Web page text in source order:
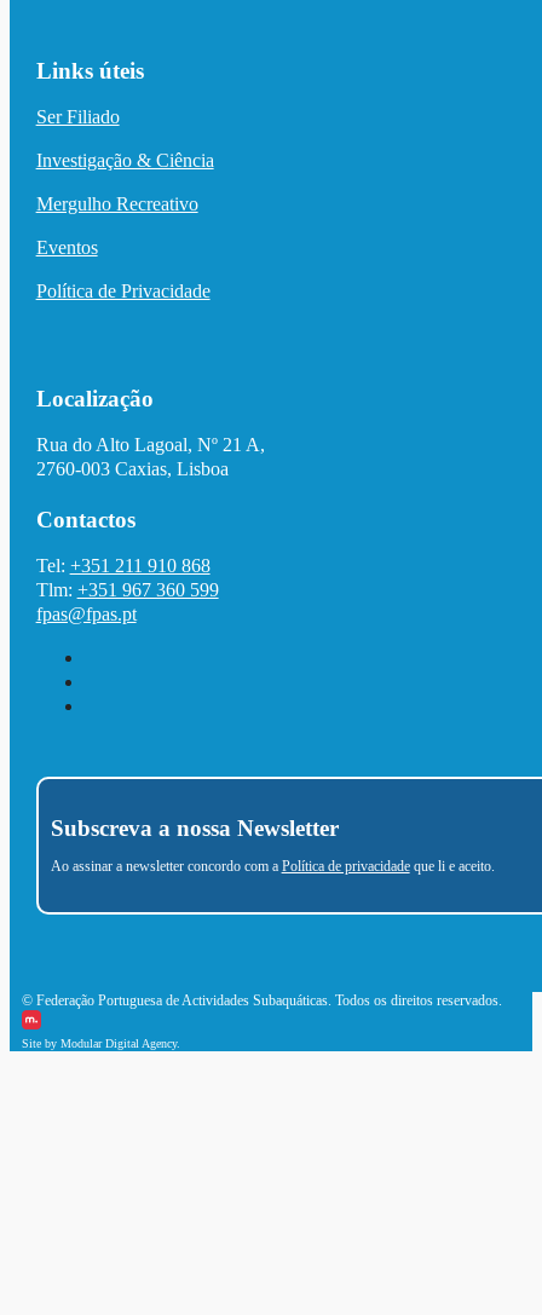
Links úteis
Ser Filiado
Investigação & Ciência
Mergulho Recreativo
Eventos
Política de Privacidade
Localização
Rua do Alto Lagoal, Nº 21 A,
2760-003 Caxias, Lisboa
Contactos
Tel: +351 211 910 868
Tlm: +351 967 360 599
fpas@fpas.pt
Subscreva a nossa Newsletter
Ao assinar a newsletter concordo com a Política de privacidadeque li e aceito.
© Federação Portuguesa de Actividades Subaquáticas. Todos os direitos reservados.
Site by Modular Digital Agency.